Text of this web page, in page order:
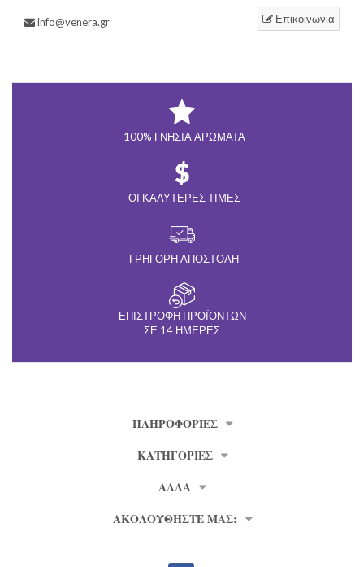
Επικοινωνία
info@venera.gr
100% ΓΝΉΣΙΑ ΑΡΏΜΑΤΑ
ΟΙ ΚΑΛΎΤΕΡΕΣ ΤΙΜΈΣ
ΓΡΉΓΟΡΗ ΑΠΟΣΤΟΛΉ
ΕΠΙΣΤΡΟΦΉ ΠΡΟΪΌΝΤΩΝ
ΣΕ 14 ΗΜΈΡΕΣ
ΠΛΗΡΟΦΟΡΊΕΣ
ΚΑΤΗΓΟΡΙΕΣ
ΑΛΛΑ
ΑΚΟΛΟΥΘΗΣΤΕ ΜΑΣ: